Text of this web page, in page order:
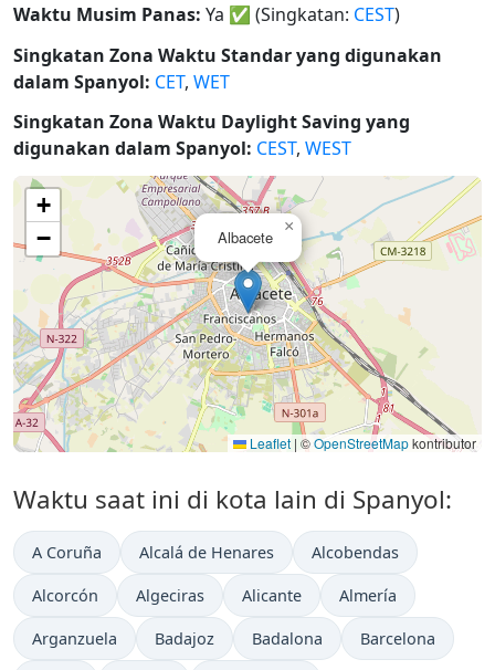
Waktu Musim Panas: Ya ✅ (Singkatan: CEST)
Singkatan Zona Waktu Standar yang digunakan
dalam Spanyol: CET, WET
Singkatan Zona Waktu Daylight Saving yang
digunakan dalam Spanyol: CEST, WEST
Albacete
×
+
−
Leaflet | ©OpenStreetMapkontributor
Waktu saat ini di kota lain di Spanyol:
A Coruña Alcalá de Henares Alcobendas
Alcorcón Algeciras Alicante Almería
Arganzuela Badajoz Badalona Barcelona